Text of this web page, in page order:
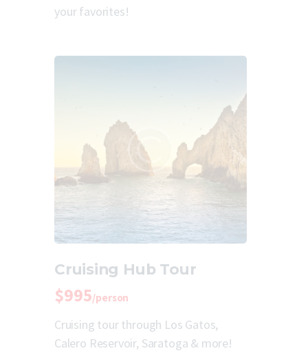
your favorites!
Cruising Hub Tour
$995/person
Cruising tour through Los Gatos,
Calero Reservoir, Saratoga & more!